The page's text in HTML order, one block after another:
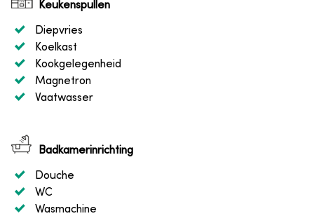
Keukenspullen
Diepvries
Koelkast
Kookgelegenheid
Magnetron
Vaatwasser
Badkamerinrichting
Douche
WC
Wasmachine